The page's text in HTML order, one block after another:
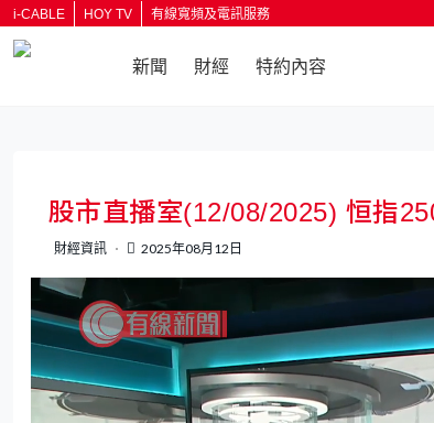
i-CABLE HOY TV 有線寬頻及電訊服務
新聞 財經 特約內容
股市直播室(12/08/2025) 恒指
財經資訊 2025年08月12日